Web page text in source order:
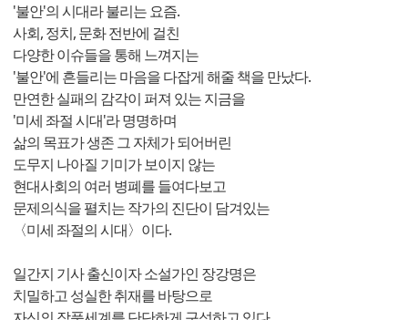
'불안'의 시대라 불리는 요즘.
사회, 정치, 문화 전반에 걸친
다양한 이슈들을 통해 느껴지는
'불안'에 흔들리는 마음을 다잡게 해줄 책을 만났다.
만연한 실패의 감각이 퍼져 있는 지금을
'미세 좌절 시대'라 명명하며
삶의 목표가 생존 그 자체가 되어버린
도무지 나아질 기미가 보이지 않는
현대사회의 여러 병폐를 들여다보고
문제의식을 펼치는 작가의 진단이 담겨있는
〈미세 좌절의 시대〉이다.
일간지 기사 출신이자 소설가인 장강명은
치밀하고 성실한 취재를 바탕으로